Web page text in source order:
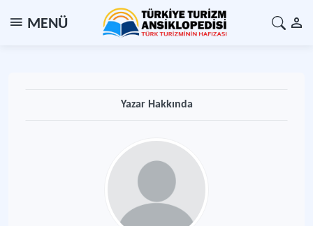
MENÜ
Yazar Hakkında